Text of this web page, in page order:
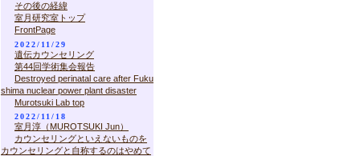
その後の経緯
室月研究室トップ
FrontPage
2022/11/29
遺伝カウンセリング
第44回学術集会報告
Destroyed perinatal care after Fuku
shima nuclear power plant disaster
Murotsuki Lab top
2022/11/18
室月淳（MUROTSUKI Jun）
カウンセリングといえないものを
カウンセリングと自称するのはやめて